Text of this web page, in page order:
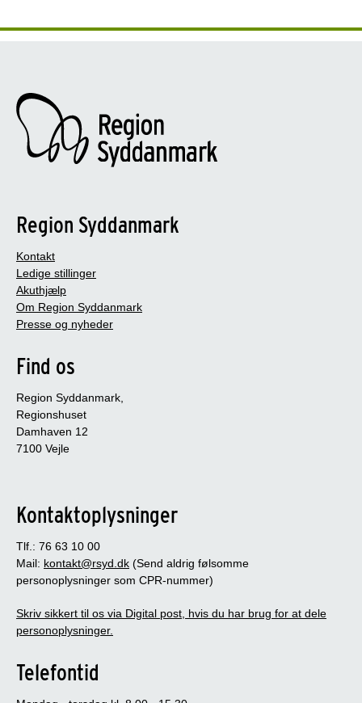
Region Syddanmark
Kontakt
Ledige stillinger
Akuthjælp
Om Region Syddanmark
Presse og nyheder
Find os
Region Syddanmark,
Regionshuset
Damhaven 12
7100 Vejle
Kontaktoplysninger
Tlf.: 76 63 10 00
Mail: kontakt@rsyd.dk (Send aldrig følsomme
personoplysninger som CPR-nummer)
Skriv sikkert til os via Digital post, hvis du har brug for at dele
personoplysninger.
Telefontid